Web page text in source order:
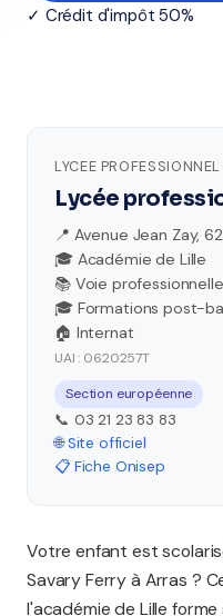
✓ Crédit d'impôt 50%
LYCEE
Lycée
📍 Avenue Jean Zay,
🎓 Académie de Lille
📚 Voie professionnelle
🎓 Formations post-
🏠 Internat
UAI : 0620257T
Section européenne
📞 03 21 23 83 83
🌐 Site officiel
📋 Fiche Onisep
Votre enfant est
Savary Ferry à Arras ?
l'académie de Lille